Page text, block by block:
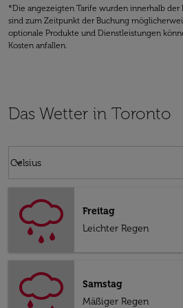
*Die angezeigten Tarife wurden innerhalb der
sind zum Zeitpunkt der Buchung
optionale Produkte und Dienstleistungen
Kosten anfallen.
Das Wetter in Toronto
Celsius
keyboard_arrow_down
Freitag
Leichter Regen
Samstag
Mäßiger Regen